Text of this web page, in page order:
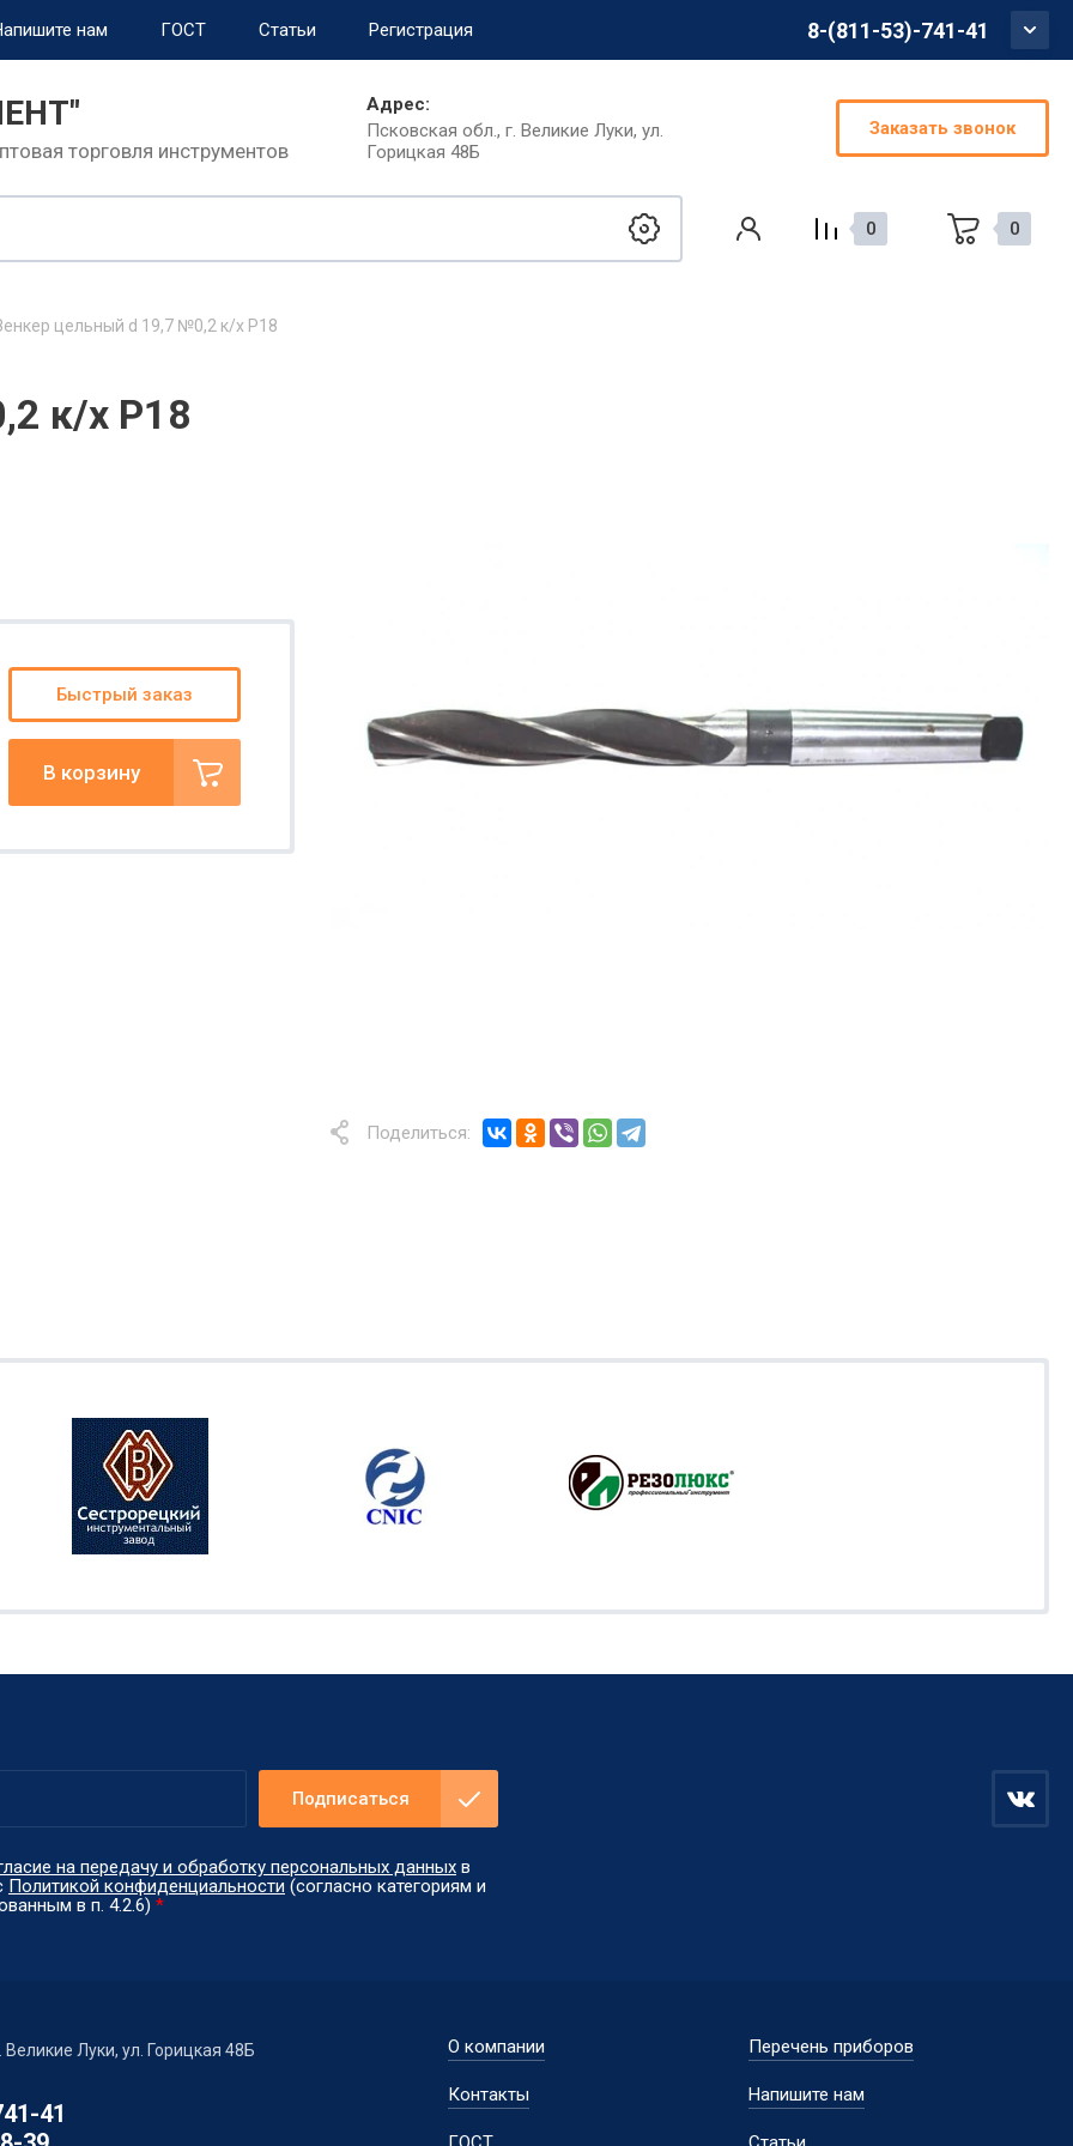
нам ГОСТ Статьи Регистрация 8-(811-53)-741-41
торговля инструментов
Адрес:
Псковская обл., г. Великие Луки, ул.
Горицкая 48Б
Заказать звонок
0 0
цельный d 19,7 №0,2 к/х Р18
Поделиться:
к/х Р18
В корзину
Быстрый заказ
на передачу и обработку персональных данных в
Политикой конфиденциальности (согласно категориям и
в п. 4.2.6) *
Подписаться
Великие Луки, ул. Горицкая 48Б
41
О компании Перечень приборов
Контакты Напишите нам